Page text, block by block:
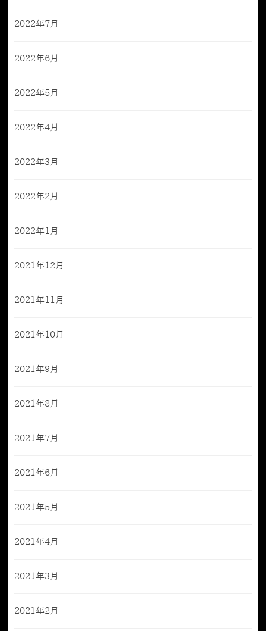
2022年7月
2022年6月
2022年5月
2022年4月
2022年3月
2022年2月
2022年1月
2021年12月
2021年11月
2021年10月
2021年9月
2021年8月
2021年7月
2021年6月
2021年5月
2021年4月
2021年3月
2021年2月